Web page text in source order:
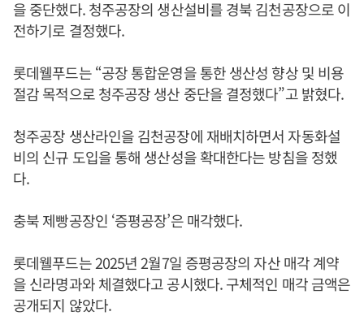
을 중단했다. 청주공장의 생산설비를 경북 김천공장으로 이
전하기로 결정했다.
롯데웰푸드는 “공장 통합운영을 통한 생산성 향상 및 비용
절감 목적으로 청주공장 생산 중단을 결정했다”고 밝혔다.
청주공장 생산라인을 김천공장에 재배치하면서 자동화설
비의 신규 도입을 통해 생산성을 확대한다는 방침을 정했
다.
충북 제빵공장인 ‘증평공장’은 매각했다.
롯데웰푸드는 2025년 2월7일 증평공장의 자산 매각 계약
을 신라명과와 체결했다고 공시했다. 구체적인 매각 금액은
공개되지 않았다.